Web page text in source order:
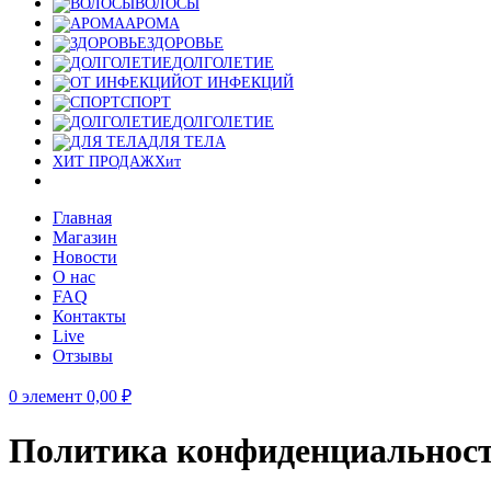
ВОЛОСЫ
АРОМА
ЗДОРОВЬЕ
ДОЛГОЛЕТИЕ
ОТ ИНФЕКЦИЙ
СПОРТ
ДОЛГОЛЕТИЕ
ДЛЯ ТЕЛА
ХИТ ПРОДАЖХит
Главная
Магазин
Новости
О нас
FAQ
Контакты
Live
Отзывы
0 элемент 0,00 ₽
Политика